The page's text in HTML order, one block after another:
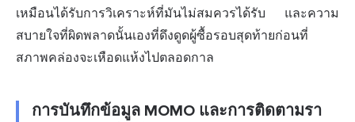
เหมือนได้รับการวิเคราะห์ที่มันไม่สมควรได้รับ และความ
สบายใจที่ผิดพลาดนั้นเองที่ดึงดูดผู้ซื้อรอบสุดท้ายก่อนที่
สภาพคล่องจะเหือดแห้งไปตลอดกาล
การบันทึกข้อมูล MOMO และการติดตามรา